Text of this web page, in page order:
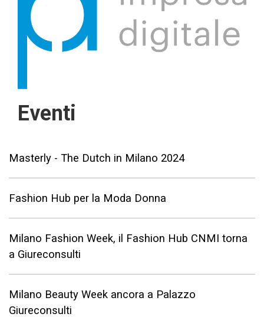
Eventi
Masterly - The Dutch in Milano 2024
Fashion Hub per la Moda Donna
Milano Fashion Week, il Fashion Hub CNMI torna
a Giureconsulti
Milano Beauty Week ancora a Palazzo
Giureconsulti